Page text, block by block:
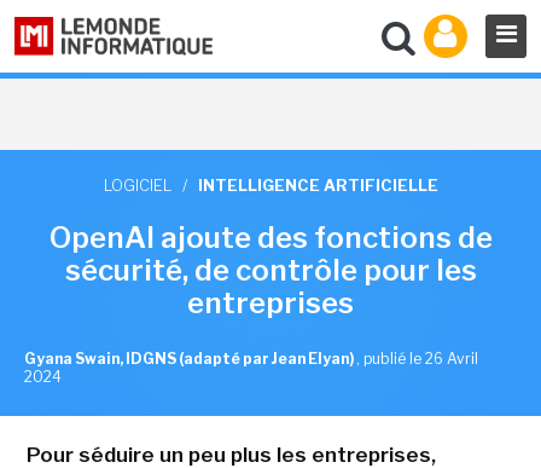
LOGICIEL / INTELLIGENCE ARTIFICIELLE
OpenAI ajoute des fonctions de
sécurité, de contrôle pour les
entreprises
Gyana Swain, IDGNS (adapté par Jean Elyan) , publié le 26 Avril
2024
Pour séduire un peu plus les entreprises,